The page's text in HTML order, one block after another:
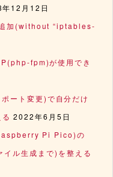
12月12日
加(without “iptables-
fpm)が使用でき
ート変更)で自分だけ
2022年6月5日
Pi Pico)の
ル生成まで)を整える